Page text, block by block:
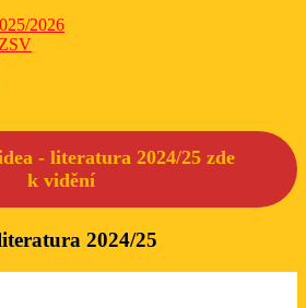
2026
- literatura 2024/25 zde
k vidění
2024/25